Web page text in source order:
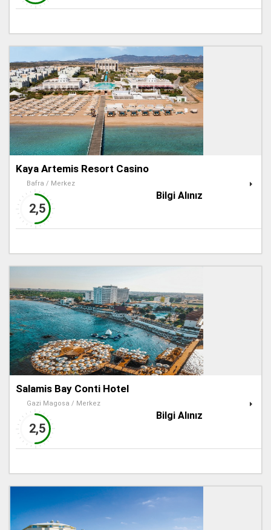
Kaya Artemis Resort Casino
Bafra / Merkez
2,5
Bilgi Alınız
Salamis Bay Conti Hotel
Gazi Magosa / Merkez
2,5
Bilgi Alınız